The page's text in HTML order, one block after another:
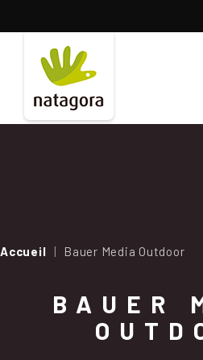
principal
Accueil Bauer Media Outdoor
BAUER